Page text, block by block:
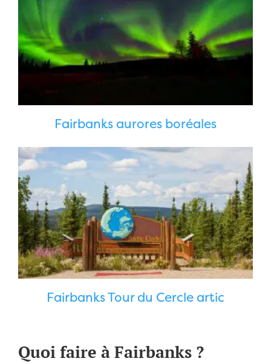
Fairbanks aurores boréales
Fairbanks Tour du Cercle artic
Quoi faire à Fairbanks ?